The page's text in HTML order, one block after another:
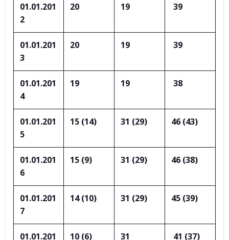
01.01.201
2
20 19 39
01.01.201
3
20 19 39
01.01.201
4
19 19 38
01.01.201
5
15 (14) 31 (29) 46 (43)
01.01.201
6
15 (9) 31 (29) 46 (38)
01.01.201
7
14 (10) 31 (29) 45 (39)
01.01.201
10 (6) 31 41 (37)